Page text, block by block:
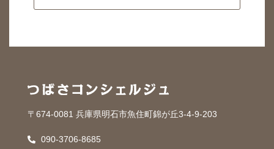
〒674-0081 兵庫県明石市魚住町錦が丘3-4-9-203
090-3706-8685